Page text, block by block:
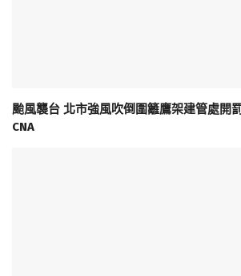
颱風襲台 北市強風吹倒圍籬鷹架建管處開
CNA